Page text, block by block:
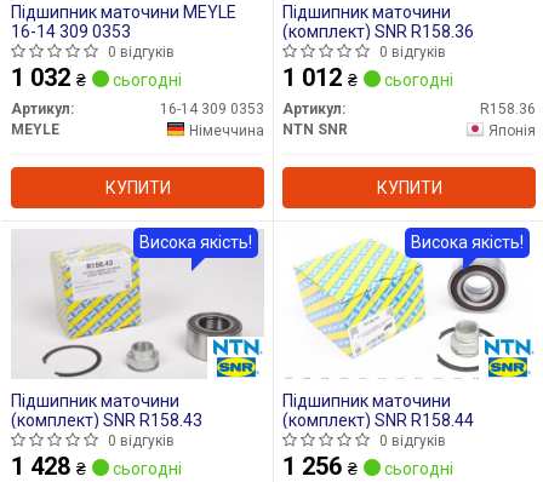
Підшипник маточини MEYLE
16-14 309 0353
0 відгуків
1 032 ₴ сьогодні
Артикул:
16-14 309 0353
MEYLE
Німеччина
КУПИТИ
Підшипник маточини
(комплект) SNR R158.36
0 відгуків
1 012 ₴ сьогодні
Артикул:
R158.36
NTN SNR
Японія
КУПИТИ
Підшипник маточини
(комплект) SNR R158.43
0 відгуків
1 428 ₴ сьогодні
Висока якість!
Підшипник маточини
(комплект) SNR R158.44
0 відгуків
1 256 ₴ сьогодні
Висока якість!